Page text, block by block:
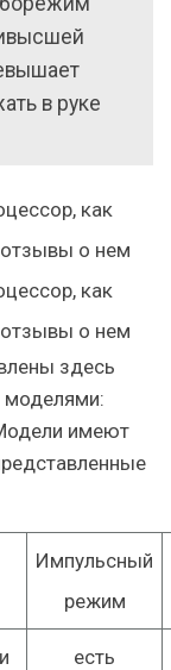
в руке
здесь
моделями:
имеют
Импульсный
режим
есть